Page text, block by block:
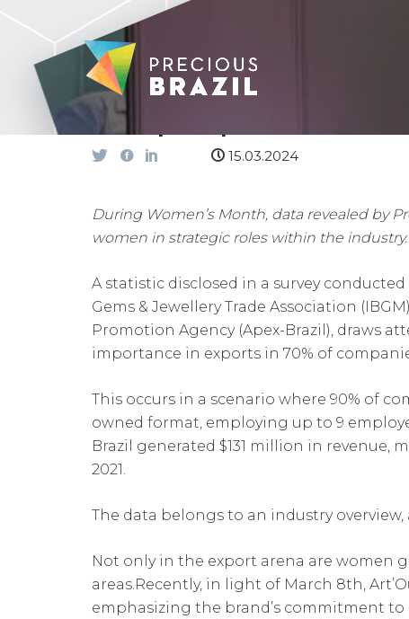
Precious Brazil survey
of export positions
15.03.2024
During Women’s Month, data revealed by
women in strategic roles within the industry.
A statistic disclosed in a survey
Gems & Jewellery Trade Association
Promotion Agency (Apex-Brazil), draws
importance in exports in 70% of
This occurs in a scenario where 90% of
owned format, employing up to 9
Brazil generated $131 million in revenue,
2021.
The data belongs to an industry overview,
Not only in the export arena are women
areas.Recently, in light of March 8th,
emphasizing the brand’s commitment